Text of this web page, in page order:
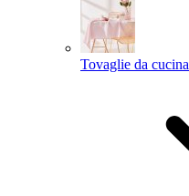
Tovaglie da cucina